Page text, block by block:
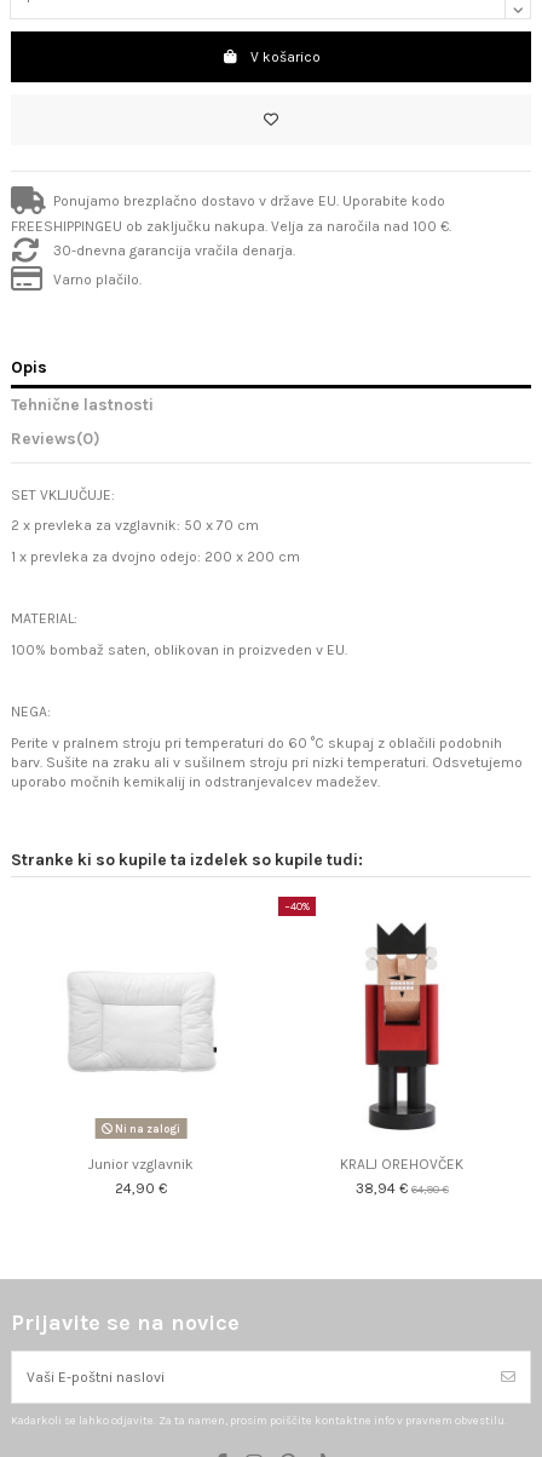
V košarico
Ponujamo brezplačno dostavo v države EU. Uporabite kodo
FREESHIPPINGEU ob zaključku nakupa. Velja za naročila nad 100 €.
30-dnevna garancija vračila denarja.
Varno plačilo.
Opis
Tehnične lastnosti
Reviews(0)
SET VKLJUČUJE:
2 x prevleka za vzglavnik: 50 x 70 cm
1 x prevleka za dvojno odejo: 200 x 200 cm
MATERIAL:
100% bombaž saten, oblikovan in proizveden v EU.
NEGA:
Perite v pralnem stroju pri temperaturi do 60 °C skupaj z oblačili podobnih
barv. Sušite na zraku ali v sušilnem stroju pri nizki temperaturi. Odsvetujemo
uporabo močnih kemikalij in odstranjevalcev madežev.
Stranke ki so kupile ta izdelek so kupile tudi:
Ni na zalogi
Junior vzglavnik
24,90 €
−40%
KRALJ OREHOVČEK
38,94 € 64,90 €
Prijavite se na novice
Kadarkoli se lahko odjavite. Za ta namen, prosim poiščite kontaktne info v pravnem obvestilu.